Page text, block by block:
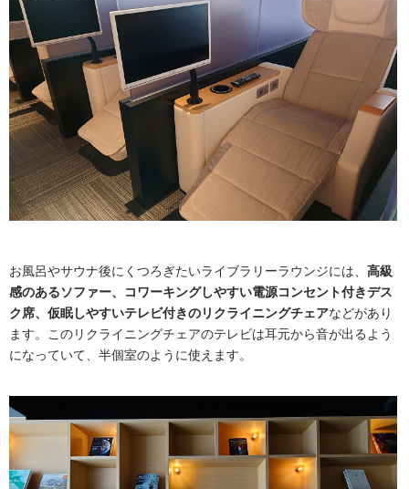
お風呂やサウナ後にくつろぎたいライブラリーラウンジには、 高級
感のあるソファー、コワーキングしやすい電源コンセント付きデス
ク席、仮眠しやすいテレビ付きのリクライニングチェアなどがあり
ます。このリクライニングチェアのテレビは耳元から音が出るよう
になっていて、半個室のように使えます。